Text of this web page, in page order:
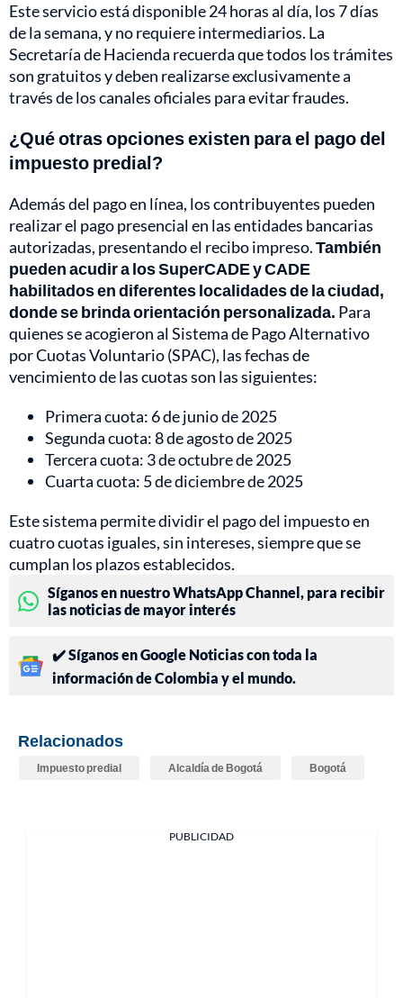
Este servicio está disponible 24 horas al día, los 7 días
de la semana, y no requiere intermediarios. La
Secretaría de Hacienda recuerda que todos los trámites
son gratuitos y deben realizarse exclusivamente a
través de los canales oficiales para evitar fraudes.
¿Qué otras opciones existen para el pago del
impuesto predial?
Además del pago en línea, los contribuyentes pueden
realizar el pago presencial en las entidades bancarias
autorizadas, presentando el recibo impreso.También
pueden acudir a los SuperCADE y CADE
habilitados en diferentes localidades de la ciudad,
donde se brinda orientación personalizada. Para
quienes se acogieron al Sistema de Pago Alternativo
por Cuotas Voluntario (SPAC), las fechas de
vencimiento de las cuotas son las siguientes:
Primera cuota: 6 de junio de 2025
Segunda cuota: 8 de agosto de 2025
Tercera cuota: 3 de octubre de 2025
Cuarta cuota: 5 de diciembre de 2025
Este sistema permite dividir el pago del impuesto en
cuatro cuotas iguales, sin intereses, siempre que se
cumplan los plazos establecidos.
Síganos en nuestro WhatsApp Channel, para recibir
las noticias de mayor interés
✔️ Síganos en Google Noticias con toda la
información de Colombia y el mundo.
Relacionados
Impuesto predial Alcaldía de Bogotá Bogotá
PUBLICIDAD